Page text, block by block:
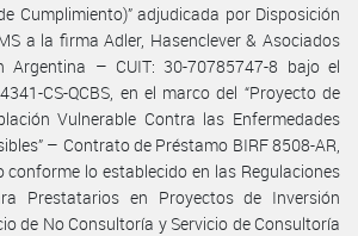
Cumplimiento)” adjudicada por Disposición
a la firma Adler, Hasenclever & Asociados
Argentina – CUIT: 30-70785747-8 bajo el
CS-QCBS, en el marco del “Proyecto de
Vulnerable Contra las Enfermedades
– Contrato de Préstamo BIRF 8508-AR,
conforme lo establecido en las Regulaciones
Prestatarios en Proyectos de Inversión
de No Consultoría y Servicio de Consultoría